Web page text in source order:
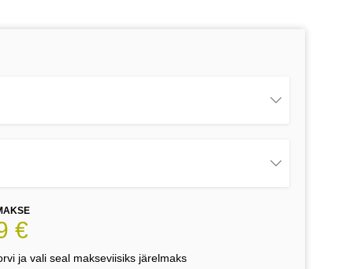
€
ja vali seal makseviisiks järelmaks